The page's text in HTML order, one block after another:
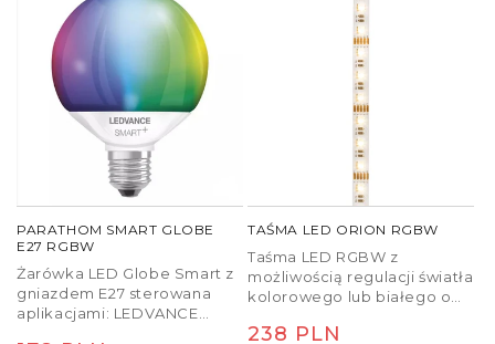
podczerwień.
podczerwień.
PARATHOM SMART GLOBE
E27 RGBW
Żarówka LED Globe Smart z
gniazdem E27 sterowana
aplikacjami: LEDVANCE
TAŚMA LED ORION RGBW
Taśma LED RGBW z
możliwością regulacji światła
kolorowego lub białego o
(3000K - 450lm/m).
Cena
238 PLN